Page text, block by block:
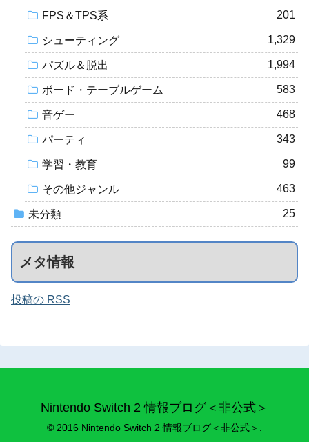
FPS＆TPS系 201
シューティング 1,329
パズル＆脱出 1,994
ボード・テーブルゲーム 583
音ゲー 468
パーティ 343
学習・教育 99
その他ジャンル 463
未分類 25
メタ情報
投稿の RSS
Nintendo Switch 2 情報ブログ＜非公式＞
© 2016 Nintendo Switch 2 情報ブログ＜非公式＞.